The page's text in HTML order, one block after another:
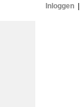
Inloggen